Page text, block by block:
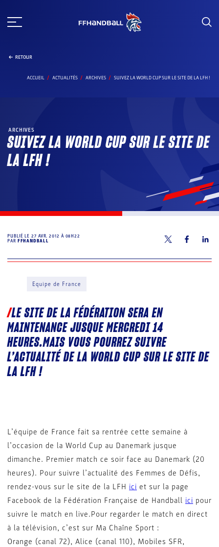
au
RETOUR
ACCUEIL ACTUALITÉS ARCHIVES SUIVEZ LA WORLD CUP SUR LE SITE DE LA LFH !
ARCHIVES
SUIVEZ LA WORLD CUP SUR LE SITE DE
LA LFH !
PUBLIÉ LE27 AVR. 2012 À 08H22
PAR FFHANDBALL
Equipe de France
LE SITE DE LA FÉDÉRATION SERA EN
MAINTENANCE JUSQUE MERCREDI 14
HEURES.MAIS VOUS POURREZ SUIVRE
L’ACTUALITÉ DE LA WORLD CUP SUR LE SITE DE
LA LFH !
L’équipe de France fait sa rentrée cette semaine à
l’occasion de la World Cup au Danemark jusque
dimanche. Premier match ce soir face au Danemark (20
heures). Pour suivre l’actualité des Femmes de Défis,
rendez-vous sur le site de la LFH ici et sur la page
Facebook de la Fédération Française de Handball ici pour
suivre le match en live.Pour regarder le match en direct
à la télévision, c’est sur Ma Chaîne Sport :
Orange (canal 72), Alice (canal 110), Mobiles SFR,